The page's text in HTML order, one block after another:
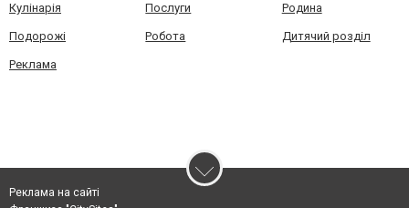
Кулінарія Послуги Родина
Подорожі Робота Дитячий розділ
Реклама
Реклама на сайті